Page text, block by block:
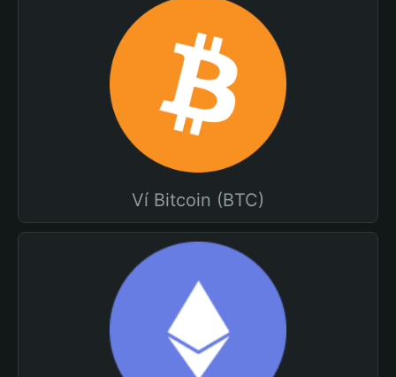
Ví Bitcoin (BTC)